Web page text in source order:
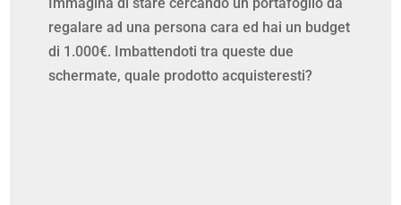
regalare ad una persona cara ed hai un budget
di 1.000€. Imbattendoti tra queste due
schermate, quale prodotto acquisteresti?